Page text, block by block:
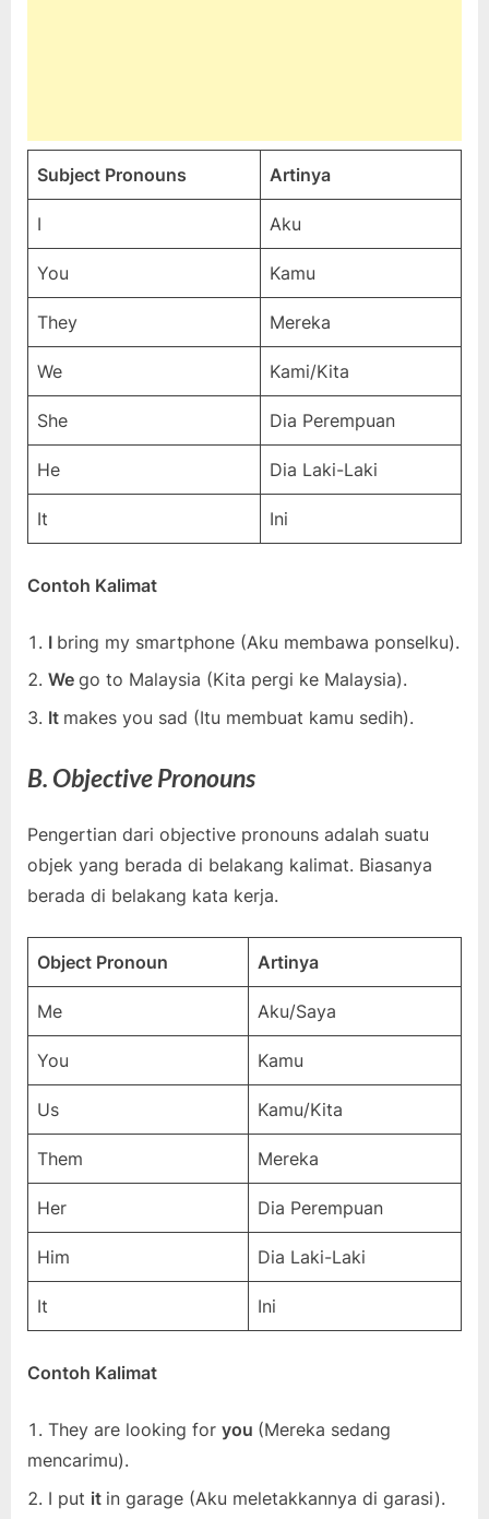
Subject Pronouns Artinya
I Aku
You Kamu
They Mereka
We Kami/Kita
She Dia Perempuan
He Dia Laki-Laki
It Ini
Contoh Kalimat
I bring my smartphone (Aku membawa ponselku).
We go to Malaysia (Kita pergi ke Malaysia).
It makes you sad (Itu membuat kamu sedih).
B. Objective Pronouns
Pengertian dari objective pronouns adalah suatu
objek yang berada di belakang kalimat. Biasanya
berada di belakang kata kerja.
Object Pronoun Artinya
Me Aku/Saya
You Kamu
Us Kamu/Kita
Them Mereka
Her Dia Perempuan
Him Dia Laki-Laki
It Ini
Contoh Kalimat
They are looking for you (Mereka sedang
mencarimu).
I put it in garage (Aku meletakkannya di garasi).